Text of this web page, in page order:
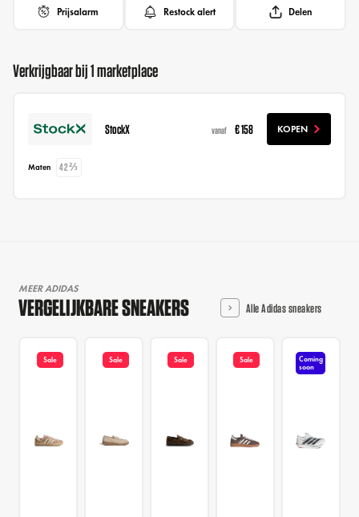
Prijsalarm Restock alert Delen
Verkrijgbaar bij 1 marketplace
StockX vanaf € 158 KOPEN
Maten 42⅔
MEER ADIDAS
VERGELIJKBARE SNEAKERS Alle Adidas sneakers
Sale Sale Sale Sale
Coming
soon